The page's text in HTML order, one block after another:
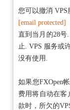
您可以撤消 VPS
[email protected]
直到当月的28号
止. VPS 服务或
没有使用.
如果您FXOpen
费用将自动在客
款时，所欠的